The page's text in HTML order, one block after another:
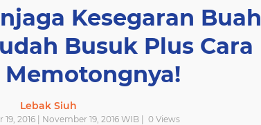
Kesegaran Buah
Busuk Plus Cara
Lebak Siuh
2016 | November 19, 2016 WIB | 0 Views